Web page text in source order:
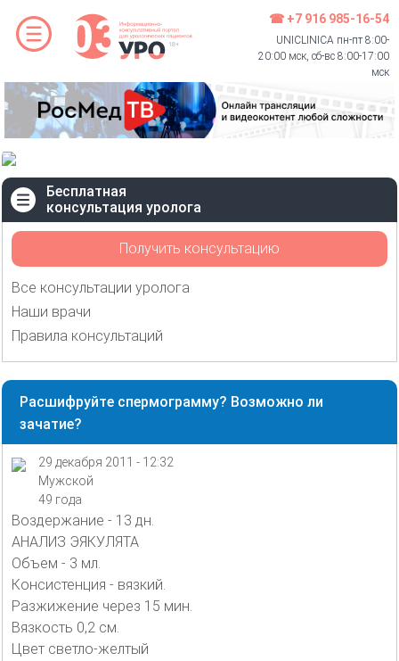
☎ +7 916 985-16-54
UNICLINICA пн-пт 8:00-
20:00 мск, сб-вс 8:00-17:00
мск
Бесплатная
консультация уролога
Получить консультацию
Все консультации уролога
Наши врачи
Правила консультаций
Расшифруйте спермограмму? Возможно ли
зачатие?
29 декабря 2011 - 12:32
Мужской
49 года
Воздержание - 13 дн.
АНАЛИЗ ЭЯКУЛЯТА
Объем - 3 мл.
Консистенция - вязкий.
Разжижение через 15 мин.
Вязкость 0,2 см.
Цвет светло-желтый